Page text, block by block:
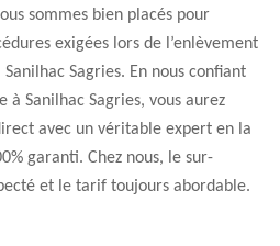
sommes bien placés pour
exigées lors de l’enlèvement
Sagries. En nous confiant
à Sanilhac Sagries, vous aurez
avec un véritable expert en la
garanti. Chez nous, le sur-
et le tarif toujours abordable.